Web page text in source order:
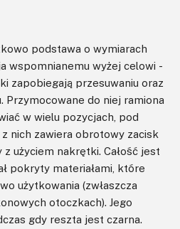
podstawa o wymiarach
wspomnianemu wyżej celowi -
zapobiegają przesuwaniu oraz
Przymocowane do niej ramiona
w wielu pozycjach, pod
nich zawiera obrotowy zacisk
użyciem nakrętki. Całość jest
pokryty materiałami, które
użytkowania (zwłaszcza
otoczkach). Jego
gdy reszta jest czarna.